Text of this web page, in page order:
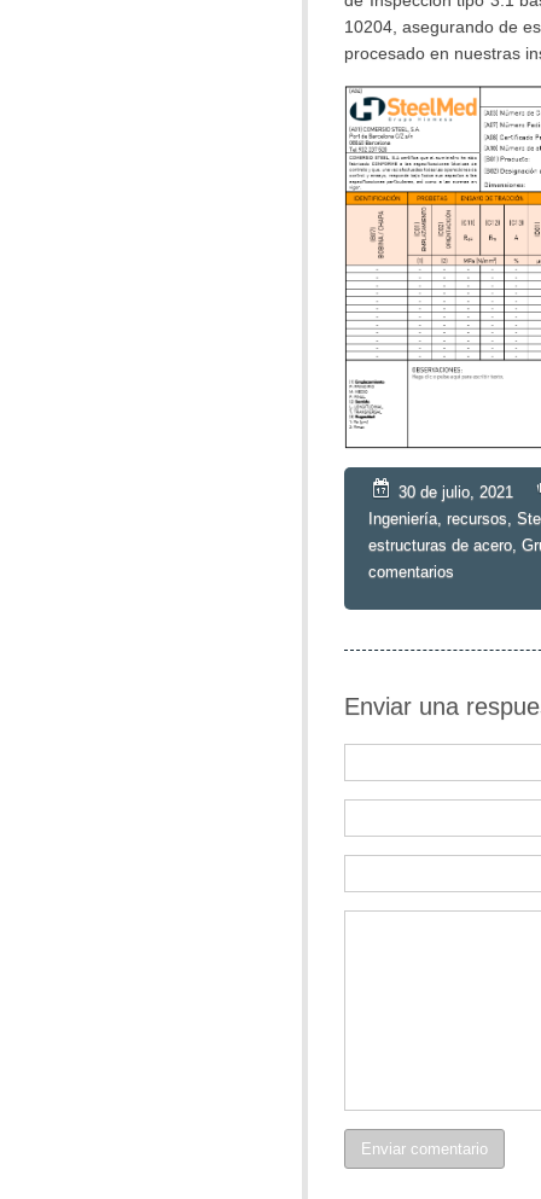
10204, asegurando de
procesado en nuestras
30 de julio, 2021
Ingeniería, recursos,
estructuras de acero,
comentarios
Enviar una